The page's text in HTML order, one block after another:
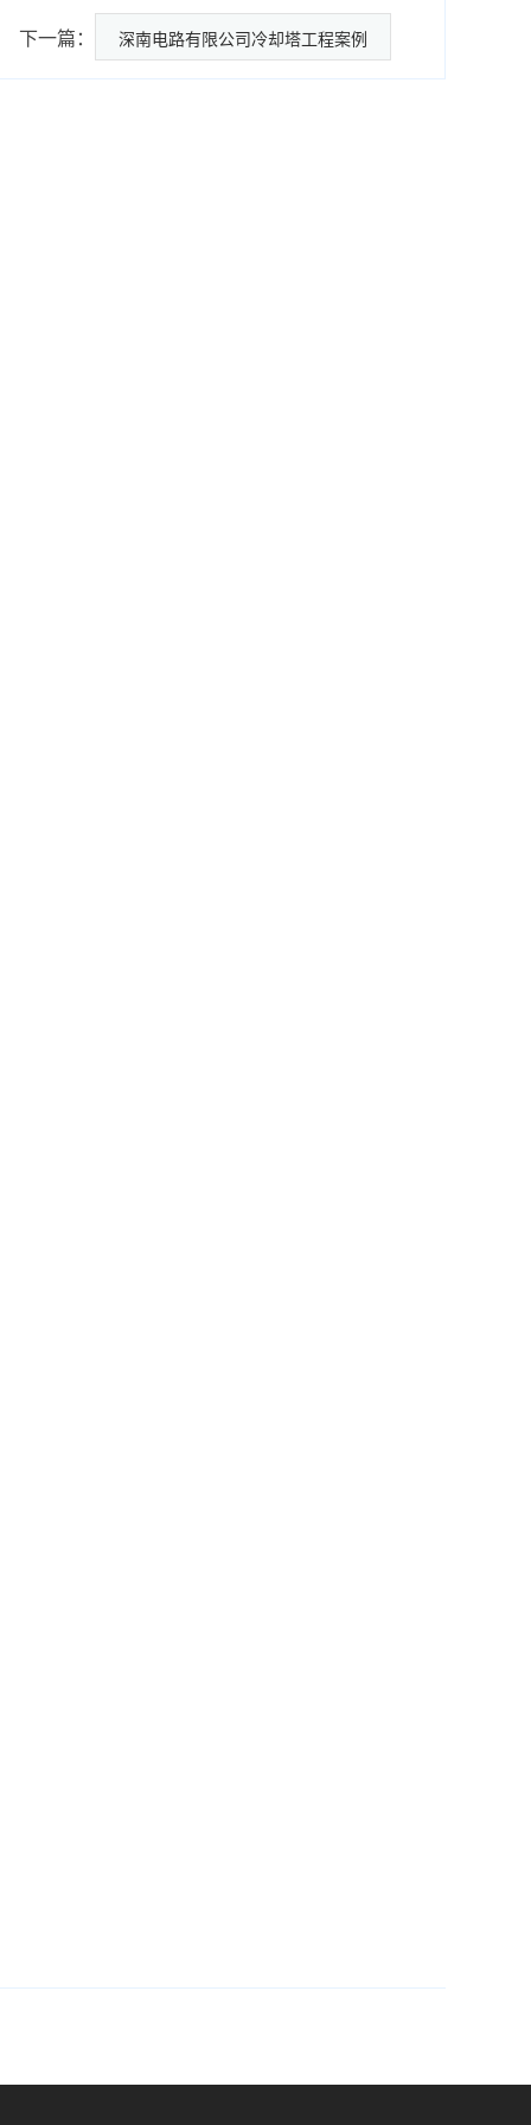
下一篇： 深南电路有限公司冷却塔工程案例